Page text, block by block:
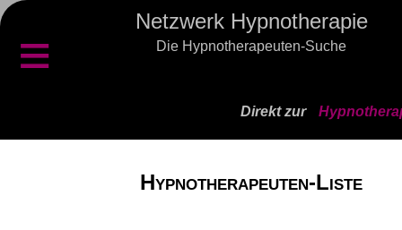
Netzwerk Hypnotherapie
Die Hypnotherapeuten-Suche
≡
Direkt zur
Hypnotherapeuten-Liste